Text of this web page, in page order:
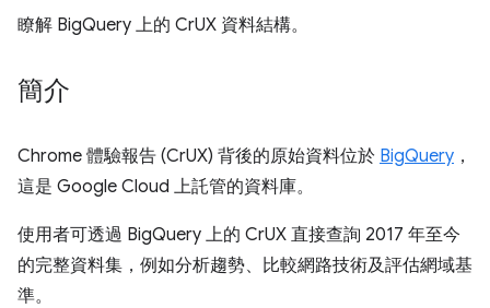
瞭解 BigQuery 上的 CrUX 資料結構。
簡介
Chrome 體驗報告 (CrUX) 背後的原始資料位於 BigQuery ，
這是 Google Cloud 上託管的資料庫。
使用者可透過 BigQuery 上的 CrUX 直接查詢 2017 年至今
的完整資料集，例如分析趨勢、比較網路技術及評估網域基
準。